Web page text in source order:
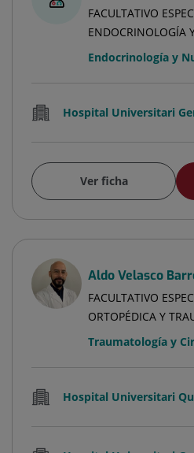
FACULTATIVO
ENDOCRINOLOGÍA
Endocrinología y
Hospital Universitari
Ver ficha
Aldo Velasco
FACULTATIVO
ORTOPÉDICA Y
Traumatología y
Hospital Universitari